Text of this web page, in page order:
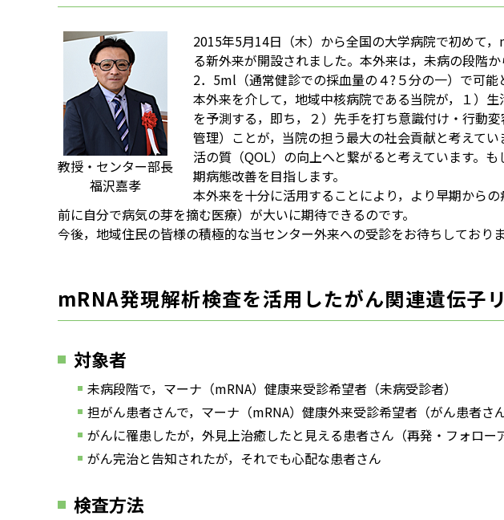
教授・センター部長
福沢嘉孝
2015年5月14日（木）から全国の大学病院で初めて
る新外来が開設されました。本外来は，未病の段階
2．5ml（通常健診での採血量の４?５分の一）で可能
本外来を介して，地域中核病院である当院が，１）
を予測する，即ち，２）先手を打ち意識付け・行動
管理）ことが，当院の担う最大の社会貢献と考えて
活の質（QOL）の向上へと繋がると考えています。
期病態改善を目指します。
本外来を十分に活用することにより，より早期から
前に自分で病気の芽を摘む医療）が大いに期待できるのです。
今後，地域住民の皆様の積極的な当センター外来への受診をお待ちしておりま
mRNA発現解析検査を活用したがん関連遺伝子
対象者
未病段階で，マーナ（mRNA）健康来受診希望者（未病受診者）
担がん患者さんで，マーナ（mRNA）健康外来受診希望者（がん患者さん
がんに罹患したが，外見上治癒したと見える患者さん（再発・フォロー
がん完治と告知されたが，それでも心配な患者さん
検査方法